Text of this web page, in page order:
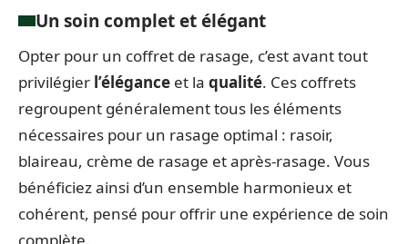
Un soin complet et élégant
Opter pour un coffret de rasage, c’est avant tout
privilégier l’élégance et la qualité. Ces coffrets
regroupent généralement tous les éléments
nécessaires pour un rasage optimal : rasoir,
blaireau, crème de rasage et après-rasage. Vous
bénéficiez ainsi d’un ensemble harmonieux et
cohérent, pensé pour offrir une expérience de soin